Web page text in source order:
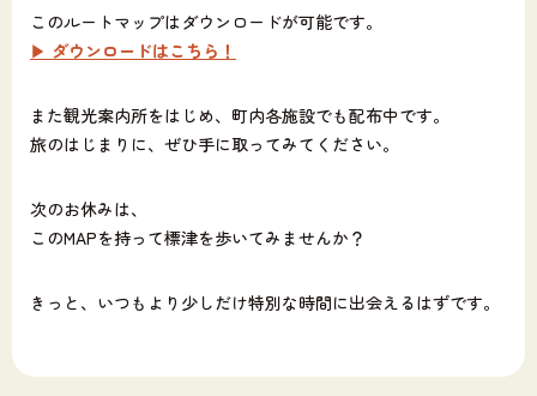
このルートマップはダウンロードが可能です。
▶ ダウンロードはこちら！
また観光案内所をはじめ、町内各施設でも配布中です。
旅のはじまりに、ぜひ手に取ってみてください。
次のお休みは、
このMAPを持って標津を歩いてみませんか？
きっと、いつもより少しだけ特別な時間に出会えるはずです。